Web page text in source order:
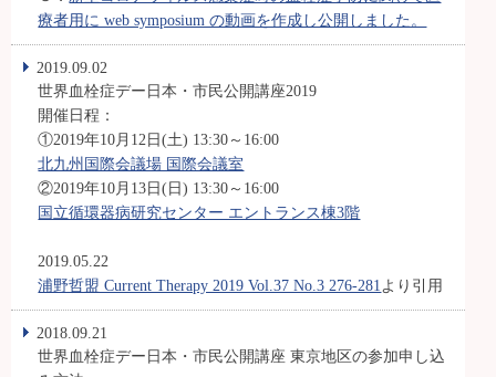
療者用に web symposium の動画を作成し公開しました。
2019.09.02
世界血栓症デー日本・市民公開講座2019
開催日程：
①2019年10月12日(土) 13:30～16:00
北九州国際会議場 国際会議室
②2019年10月13日(日) 13:30～16:00
国立循環器病研究センター エントランス棟3階
2019.05.22
浦野哲盟 Current Therapy 2019 Vol.37 No.3 276-281より引用
2018.09.21
世界血栓症デー日本・市民公開講座 東京地区の参加申し込